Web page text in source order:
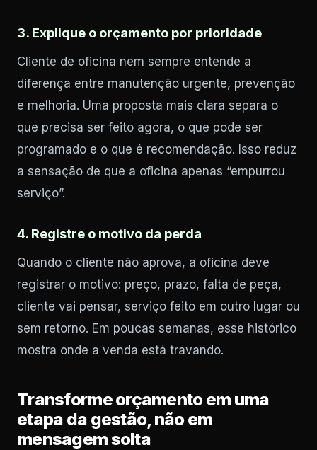
3. Explique o orçamento por prioridade
Cliente de oficina nem sempre entende a
diferença entre manutenção urgente, prevenção
e melhoria. Uma proposta mais clara separa o
que precisa ser feito agora, o que pode ser
programado e o que é recomendação. Isso reduz
a sensação de que a oficina apenas “empurrou
serviço”.
4. Registre o motivo da perda
Quando o cliente não aprova, a oficina deve
registrar o motivo: preço, prazo, falta de peça,
cliente vai pensar, serviço feito em outro lugar ou
sem retorno. Em poucas semanas, esse histórico
mostra onde a venda está travando.
Transforme orçamento em uma
etapa da gestão, não em
mensagem solta